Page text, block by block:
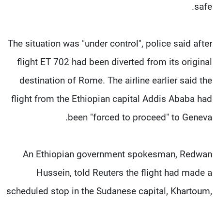
safe.
The situation was "under control", police said after
flight ET 702 had been diverted from its original
destination of Rome. The airline earlier said the
flight from the Ethiopian capital Addis Ababa had
been "forced to proceed" to Geneva.
An Ethiopian government spokesman, Redwan
Hussein, told Reuters the flight had made a
scheduled stop in the Sudanese capital, Khartoum,